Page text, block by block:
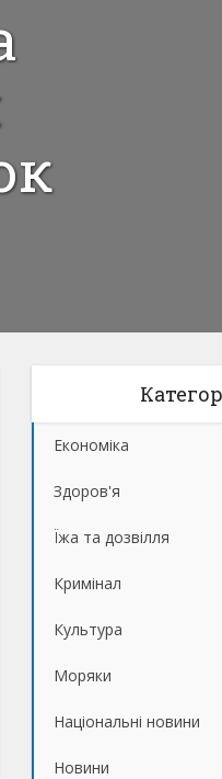
Економіка
Здоров'я
Їжа та дозвілля
Кримінал
Культура
Моряки
Національні новини
Новини